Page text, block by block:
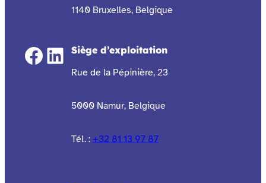
Facebook LinkedIn
1140 Bruxelles, Belgique
Siège d’exploitation
Rue de la Pépinière, 23
5000 Namur, Belgique
Tél. : +32 81 13 97 87